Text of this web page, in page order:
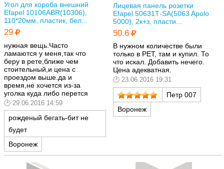
Угол для короба внешний
Efapel 10106ABR(10306),
110*20мм, пластик, бел...
29
нужная вещь.Часто
ламаются у меня,так что
беру в рете,ближе чем
стоительный,и цена с
проездом выше.да и
время,не хочется из-за
уголка куда либо перется
29.06.2016 14:59
рожденый бегать-бит не
будет
Воронеж
Лицевая панель розетки
Efapel 50631Т-SA(5063 Apolo
5000), 2к+з, пласти...
50.6
В нужном количестве были
только в РЕТ, там и купил. То
что искал. Добавить нечего.
Цена адекватная.
23.06.2016 19:31
Петр 007
Воронеж